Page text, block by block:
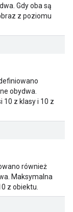
Gdy oba są
z poziomu
obydwa.
10 z klasy i 10 z
również
Maksymalna
z obiektu.